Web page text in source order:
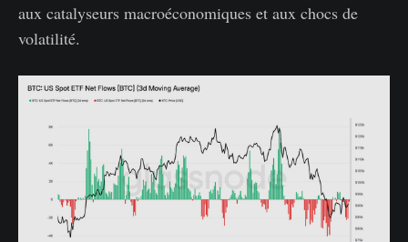
aux catalyseurs macroéconomiques et aux chocs de
volatilité.